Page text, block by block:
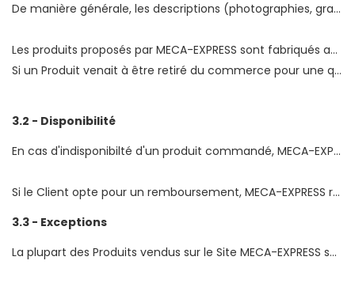
De manière générale, les descriptions (photographies, graphismes) illustrant les Produits présentés sont données à titre indicatif.
Les produits proposés par MECA-EXPRESS sont fabriqués avec les normes 103-R de respect de l'environnement. Cette norme ne garanti pas l’homologation CE du produit. Il incombe au Client de se renseigner auprès de MECA-EXPRESS de l’homologation CE ou non du Produit. Toutes modifications des caractéristiques du véhicule par rapport à son homologation sur le territoire français le rend impropre à la circulation routière.
Si un Produit venait à être retiré du commerce pour une quelconque raison par le Fournisseur, MECA-EXPRESS retirera le Produit de la vente dans les plus brefs délais.
3.2 - Disponibilité
En cas d'indisponibilté d'un produit commandé, MECA-EXPRESS s‘engage à en informer au plus vite le Client et à lui proposer soit un Produit similaire dans le même niveau de prix et de caractéristique, soit un remboursement soit un avoir à valoir sur l‘ensemble du catalogue MECA-EXPRESS.
Si le Client opte pour un remboursement, MECA-EXPRESS remboursera le Client sans délai à compté de la date à laquelle le client aura informé MECA-EXPRESS de sa volonté d'annuler la commande.
3.3 - Exceptions
La plupart des Produits vendus sur le Site MECA-EXPRESS se trouvent stockés chez ses Fournisseurs. Le délai de disponibilité correspond à l‘acheminement du Produit de l‘Entrepôt du Fournisseur à celui de MECA-EXPRESS. Dans ce cas, le délai de livraison chez le Client correspond au délai de disponibilité auquel il convient d‘ajouter le délai l‘acheminement indiqué sur le Site. De même, le délai de mise à disposition pour un retrait en Entrepôt correspond au délai d‘acheminement auquel il convient d‘ajouter le délai habituel de préparation de commande. Ces délais s‘entendent à partir de la date de validation du paiement par MECA-EXPRESS.